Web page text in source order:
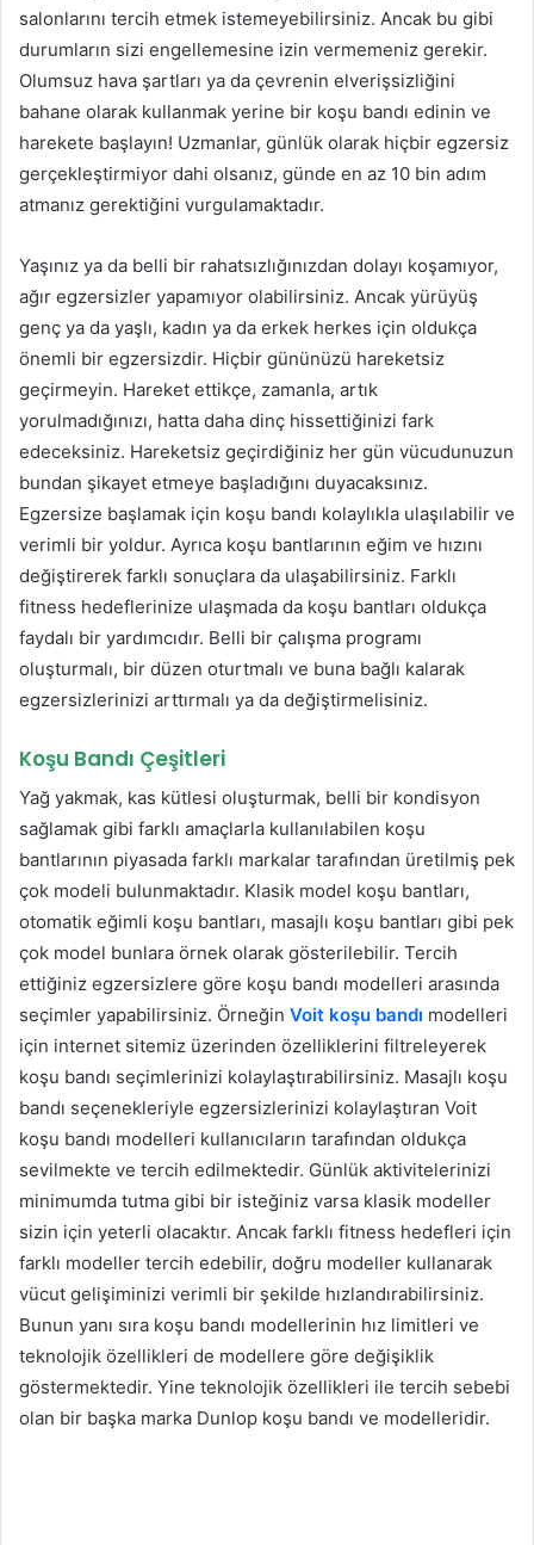
salonlarını tercih etmek istemeyebilirsiniz. Ancak bu gibi
durumların sizi engellemesine izin vermemeniz gerekir.
Olumsuz hava şartları ya da çevrenin elverişsizliğini
bahane olarak kullanmak yerine bir koşu bandı edinin ve
harekete başlayın! Uzmanlar, günlük olarak hiçbir egzersiz
gerçekleştirmiyor dahi olsanız, günde en az 10 bin adım
atmanız gerektiğini vurgulamaktadır.
Yaşınız ya da belli bir rahatsızlığınızdan dolayı koşamıyor,
ağır egzersizler yapamıyor olabilirsiniz. Ancak yürüyüş
genç ya da yaşlı, kadın ya da erkek herkes için oldukça
önemli bir egzersizdir. Hiçbir gününüzü hareketsiz
geçirmeyin. Hareket ettikçe, zamanla, artık
yorulmadığınızı, hatta daha dinç hissettiğinizi fark
edeceksiniz. Hareketsiz geçirdiğiniz her gün vücudunuzun
bundan şikayet etmeye başladığını duyacaksınız.
Egzersize başlamak için koşu bandı kolaylıkla ulaşılabilir ve
verimli bir yoldur. Ayrıca koşu bantlarının eğim ve hızını
değiştirerek farklı sonuçlara da ulaşabilirsiniz. Farklı
fitness hedeflerinize ulaşmada da koşu bantları oldukça
faydalı bir yardımcıdır. Belli bir çalışma programı
oluşturmalı, bir düzen oturtmalı ve buna bağlı kalarak
egzersizlerinizi arttırmalı ya da değiştirmelisiniz.
Koşu Bandı Çeşitleri
Yağ yakmak, kas kütlesi oluşturmak, belli bir kondisyon
sağlamak gibi farklı amaçlarla kullanılabilen koşu
bantlarının piyasada farklı markalar tarafından üretilmiş pek
çok modeli bulunmaktadır. Klasik model koşu bantları,
otomatik eğimli koşu bantları, masajlı koşu bantları gibi pek
çok model bunlara örnek olarak gösterilebilir. Tercih
ettiğiniz egzersizlere göre koşu bandı modelleri arasında
seçimler yapabilirsiniz. Örneğin Voit koşu bandı modelleri
için internet sitemiz üzerinden özelliklerini filtreleyerek
koşu bandı seçimlerinizi kolaylaştırabilirsiniz. Masajlı koşu
bandı seçenekleriyle egzersizlerinizi kolaylaştıran Voit
koşu bandı modelleri kullanıcıların tarafından oldukça
sevilmekte ve tercih edilmektedir. Günlük aktivitelerinizi
minimumda tutma gibi bir isteğiniz varsa klasik modeller
sizin için yeterli olacaktır. Ancak farklı fitness hedefleri için
farklı modeller tercih edebilir, doğru modeller kullanarak
vücut gelişiminizi verimli bir şekilde hızlandırabilirsiniz.
Bunun yanı sıra koşu bandı modellerinin hız limitleri ve
teknolojik özellikleri de modellere göre değişiklik
göstermektedir. Yine teknolojik özellikleri ile tercih sebebi
olan bir başka marka Dunlop koşu bandı ve modelleridir.